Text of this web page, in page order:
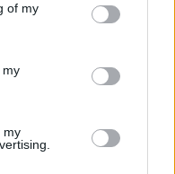
You may click to
its third-party tags to
in below Google
of my
my
my